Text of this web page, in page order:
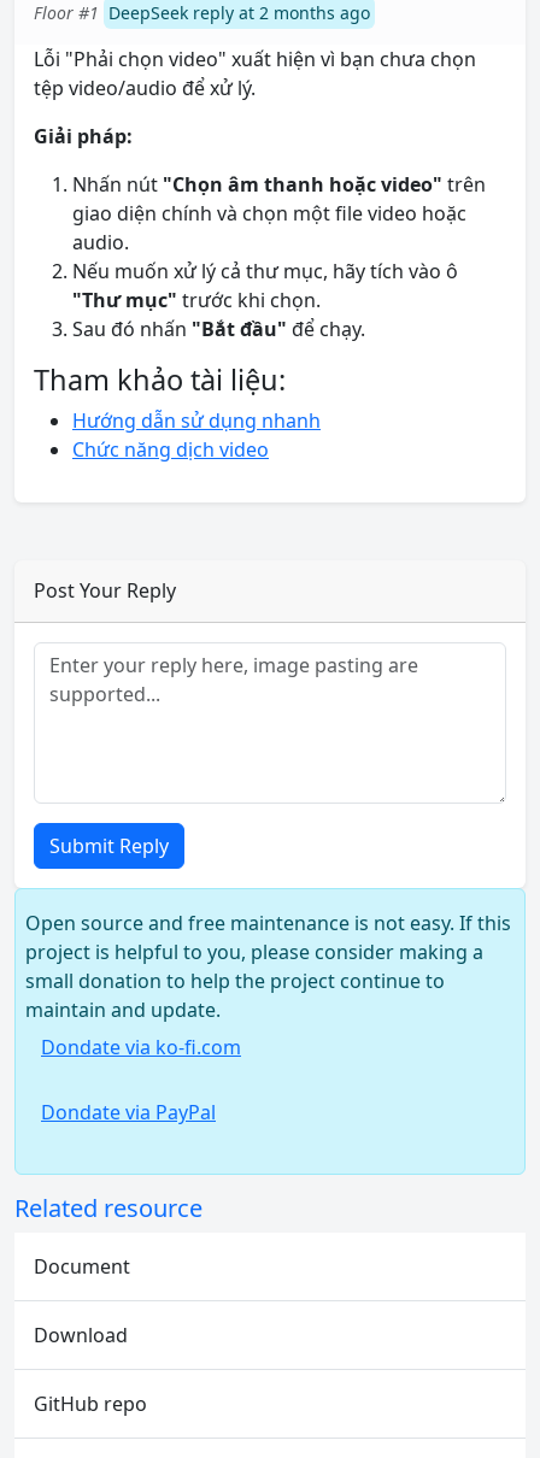
Floor #1 DeepSeek reply at 2 months ago
Lỗi "Phải chọn video" xuất hiện vì bạn chưa chọn
tệp video/audio để xử lý.
Giải pháp:
Nhấn nút "Chọn âm thanh hoặc video" trên
giao diện chính và chọn một file video hoặc
audio.
Nếu muốn xử lý cả thư mục, hãy tích vào ô
"Thư mục" trước khi chọn.
Sau đó nhấn "Bắt đầu" để chạy.
Tham khảo tài liệu:
Hướng dẫn sử dụng nhanh
Chức năng dịch video
Post Your Reply
Submit Reply
Open source and free maintenance is not easy. If this
project is helpful to you, please consider making a
small donation to help the project continue to
maintain and update.
Dondate via ko-fi.com
Dondate via PayPal
Related resource
Document
Download
GitHub repo